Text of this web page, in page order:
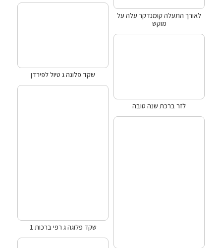
לאורך התעלה קומנדקר עלה על
מוקש
לזר ברכת שנה טובה
שקד פלוגה ג טיול לפירדן
שקד פלוגה ג רפי ברכות 1